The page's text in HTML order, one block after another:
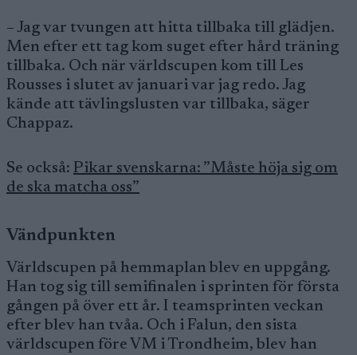
– Jag var tvungen att hitta tillbaka till glädjen.
Men efter ett tag kom suget efter hård träning
tillbaka. Och när världscupen kom till Les
Rousses i slutet av januari var jag redo. Jag
kände att tävlingslusten var tillbaka, säger
Chappaz.
Se också: Pikar svenskarna: ”Måste höja sig om
de ska matcha oss”
Vändpunkten
Världscupen på hemmaplan blev en uppgång.
Han tog sig till semifinalen i sprinten för första
gången på över ett år. I teamsprinten veckan
efter blev han tvåa. Och i Falun, den sista
världscupen före VM i Trondheim, blev han